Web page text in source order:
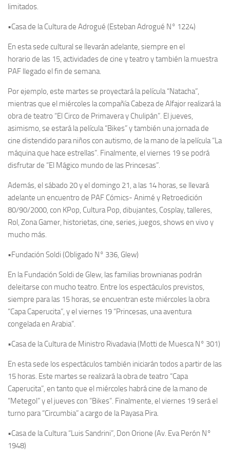
limitados.
•Casa de la Cultura de Adrogué (Esteban Adrogué N° 1224)
En esta sede cultural se llevarán adelante, siempre en el
horario de las 15, actividades de cine y teatro y también la muestra
PAF llegado el fin de semana.
Por ejemplo, este martes se proyectará la película “Natacha”,
mientras que el miércoles la compañía Cabeza de Alfajor realizará la
obra de teatro “El Circo de Primavera y Chulipán”. El jueves,
asimismo, se estará la película “Bikes” y también una jornada de
cine distendido para niños con autismo, de la mano de la película “La
máquina que hace estrellas”. Finalmente, el viernes 19 se podrá
disfrutar de “El Mágico mundo de las Princesas”.
Además, el sábado 20 y el domingo 21, a las 14 horas, se llevará
adelante un encuentro de PAF Cómics- Animé y Retroedición
80/90/2000, con KPop, Cultura Pop, dibujantes, Cosplay, talleres,
Rol, Zona Gamer, historietas, cine, series, juegos, shows en vivo y
mucho más.
•Fundación Soldi (Obligado N° 336, Glew)
En la Fundación Soldi de Glew, las familias brownianas podrán
deleitarse con mucho teatro. Entre los espectáculos previstos,
siempre para las 15 horas, se encuentran este miércoles la obra
“Capa Caperucita”, y el viernes 19 “Princesas, una aventura
congelada en Arabia”.
•Casa de la Cultura de Ministro Rivadavia (Motti de Muesca N° 301)
En esta sede los espectáculos también iniciarán todos a partir de las
15 horas. Este martes se realizará la obra de teatro “Capa
Caperucita”, en tanto que el miércoles habrá cine de la mano de
“Metegol” y el jueves con “Bikes”. Finalmente, el viernes 19 será el
turno para “Circumbia” a cargo de la Payasa Pira.
•Casa de la Cultura “Luis Sandrini”, Don Orione (Av. Eva Perón N°
1948)